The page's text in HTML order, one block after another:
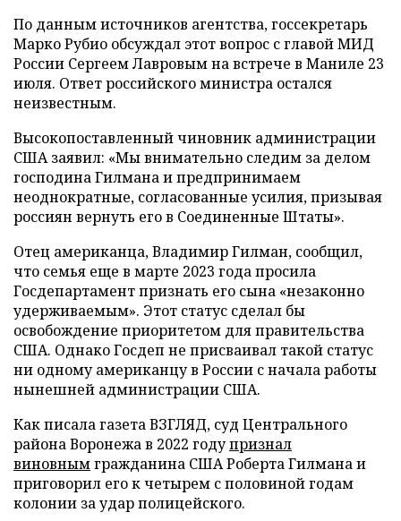
По данным источников агентства, госсекретарь
Марко Рубио обсуждал этот вопрос с главой МИД
России Сергеем Лавровым на встрече в Маниле 23
июля. Ответ российского министра остался
неизвестным.
Высокопоставленный чиновник администрации
США заявил: «Мы внимательно следим за делом
господина Гилмана и предпринимаем
неоднократные, согласованные усилия, призывая
россиян вернуть его в Соединенные Штаты».
Отец американца, Владимир Гилман, сообщил,
что семья еще в марте 2023 года просила
Госдепартамент признать его сына «незаконно
удерживаемым». Этот статус сделал бы
освобождение приоритетом для правительства
США. Однако Госдеп не присваивал такой статус
ни одному американцу в России с начала работы
нынешней администрации США.
Как писала газета ВЗГЛЯД, суд Центрального
района Воронежа в 2022 годупризнал
виновнымгражданина США Роберта Гилмана и
приговорил его к четырем с половиной годам
колонии за удар полицейского.